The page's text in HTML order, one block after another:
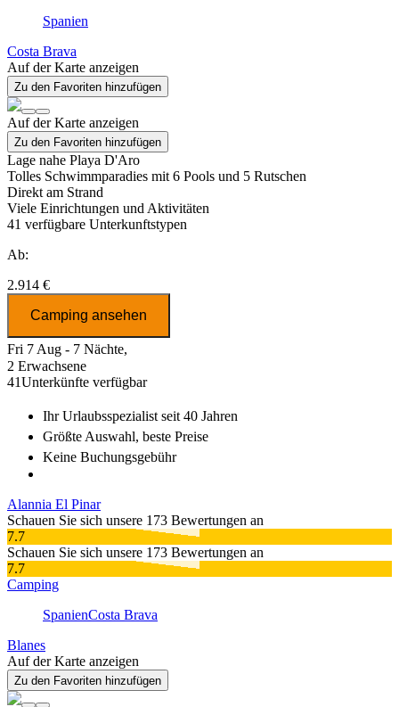
Spanien
Costa Brava
Auf der Karte anzeigen
Zu den Favoriten hinzufügen
Auf der Karte anzeigen
Zu den Favoriten hinzufügen
Lage nahe Playa D'Aro
Tolles Schwimmparadies mit 6 Pools und 5 Rutschen
Direkt am Strand
Viele Einrichtungen und Aktivitäten
41 verfügbare Unterkunftstypen
Ab:
2.914 €
Camping ansehen
Fri 7 Aug - 7 Nächte,
2 Erwachsene
41Unterkünfte verfügbar
Ihr Urlaubsspezialistseit 40 Jahren
Größte Auswahl, beste Preise
Keine Buchungsgebühr
Alannia El Pinar
Schauen Sie sich unsere 173 Bewertungen an
7.7
Schauen Sie sich unsere 173 Bewertungen an
7.7
Camping
SpanienCosta Brava
Blanes
Auf der Karte anzeigen
Zu den Favoriten hinzufügen